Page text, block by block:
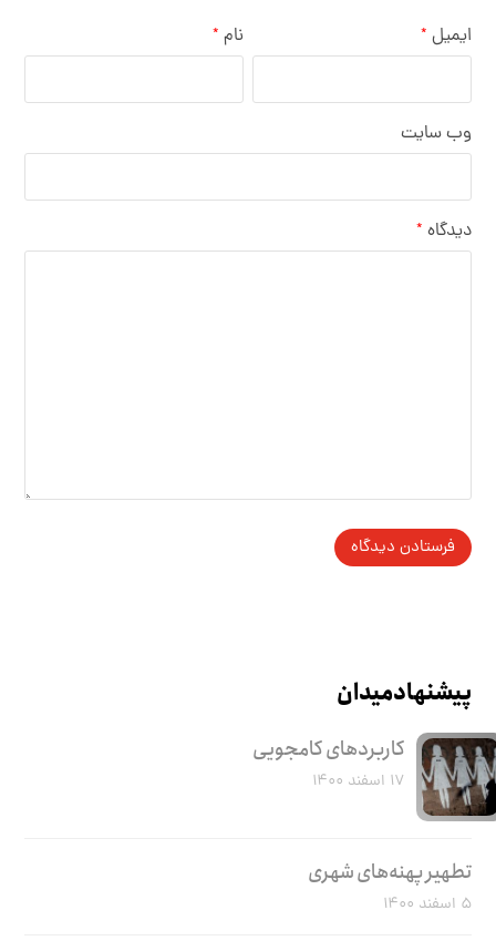
نام * ایمیل *
وب‌ سایت
دیدگاه *
پیشنهاد میدان
کاربرد‌های کامجویی
۱۷ اسفند ۱۴۰۰
تطهیر پهنه‌های شهری
۵ اسفند ۱۴۰۰